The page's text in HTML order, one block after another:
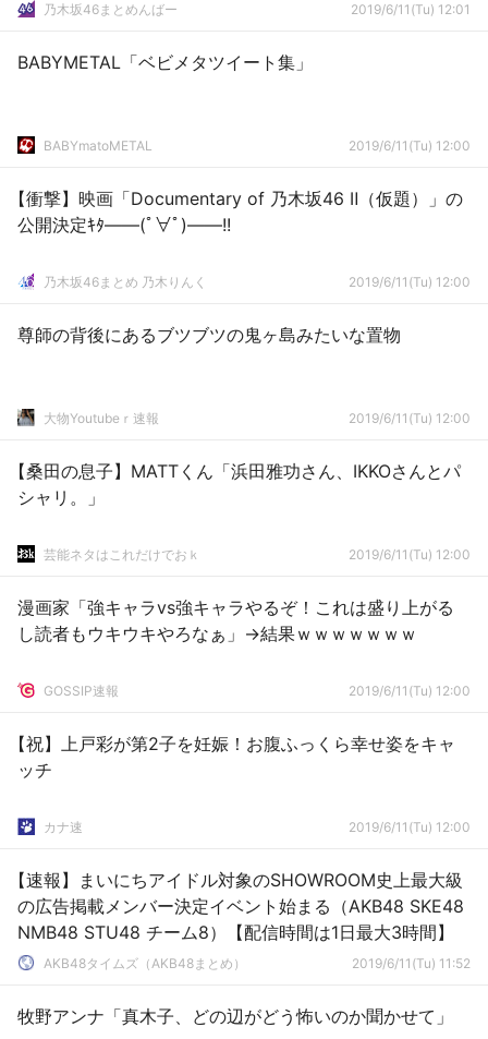
乃木坂46まとめんばー 2019/6/11(Tu) 12:01
BABYMETAL「ベビメタツイート集」
BABYmatoMETAL 2019/6/11(Tu) 12:00
【衝撃】映画「Documentary of 乃木坂46 Ⅱ（仮題）」の
公開決定ｷﾀ――(ﾟ∀ﾟ)――!!
乃木坂46まとめ 乃木りんく 2019/6/11(Tu) 12:00
尊師の背後にあるブツブツの鬼ヶ島みたいな置物
大物Youtubeｒ速報 2019/6/11(Tu) 12:00
【桑田の息子】MATTくん「浜田雅功さん、IKKOさんとパ
シャリ。」
芸能ネタはこれだけでおｋ 2019/6/11(Tu) 12:00
漫画家「強キャラvs強キャラやるぞ！これは盛り上がる
し読者もウキウキやろなぁ」→結果ｗｗｗｗｗｗｗ
GOSSIP速報 2019/6/11(Tu) 12:00
【祝】上戸彩が第2子を妊娠！お腹ふっくら幸せ姿をキャ
ッチ
カナ速 2019/6/11(Tu) 12:00
【速報】まいにちアイドル対象のSHOWROOM史上最大級
の広告掲載メンバー決定イベント始まる（AKB48 SKE48
NMB48 STU48 チーム8）【配信時間は1日最大3時間】
AKB48タイムズ（AKB48まとめ） 2019/6/11(Tu) 11:52
牧野アンナ「真木子、どの辺がどう怖いのか聞かせて」